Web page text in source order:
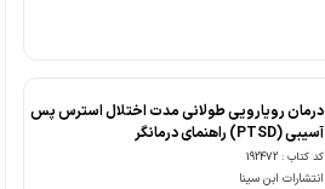
درمان رویارویی طولانی مدت اختلال استرس پس
آسیبی (PTSD) راهنمای درمانگر
کد کتاب : 192472
انتشارات ابن سینا